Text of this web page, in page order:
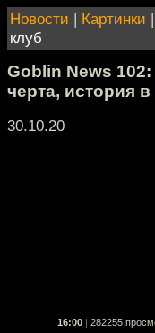
Новости | Картинки |
клуб
Goblin News
черта, история
30.10.20
16:00 282255